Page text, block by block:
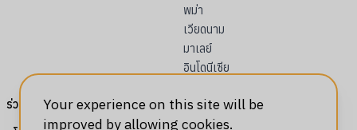
พม่า
เวียดนาม
มาเลย์
อินโดนีเซีย
ร่วมงานกับเราYour experience on this site will be
improved by allowing cookies.